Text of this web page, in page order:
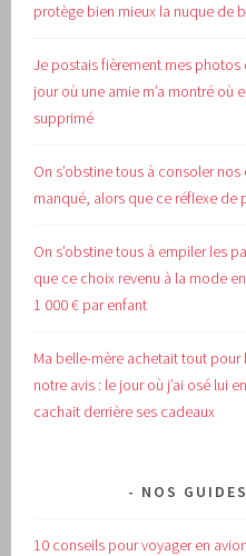
protège bien mieux la nuque de
Je postais fièrement mes photos
jour où une amie m’a montré où
supprimé
On s’obstine tous à consoler
manqué, alors que ce réflexe de
On s’obstine tous à empiler les
que ce choix revenu à la mode
1 000 € par enfant
Ma belle-mère achetait tout
notre avis : le jour où j’ai osé lui
cachait derrière ses cadeaux
NOS
10 conseils pour voyager en